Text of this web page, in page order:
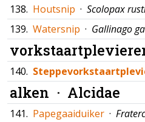
138. Houtsnip · Scolopax
139. Watersnip · Gallinago
140.
alken · Alcidae
141. Papegaaiduiker ·